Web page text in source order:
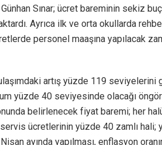
Sınar; ücret bareminin sekiz
Ayrıca ilk ve orta okullarda
personel maaşına yapılacak
artış yüzde 119 seviyelerini
yüzde 40 seviyesinde olacağı
belirlenecek fiyat baremi; her
ücretlerinin yüzde 40 zamlı hali;
ayında yapılması, enflasyon